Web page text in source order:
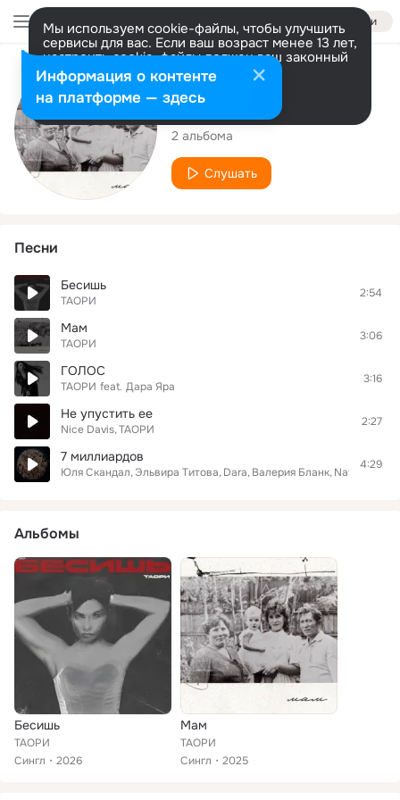
Войти
Мы используем cookie-файлы, чтобы улучшить
сервисы для вас. Если ваш возраст менее 13 лет,
настроить cookie-файлы должен ваш законный
представитель. Больше информации
Разрешить все Настроить
Исполнитель
ТАОРИ
2 альбома
Слушать
Песни
Бесишь
ТАОРИ
2:54
Мам
ТАОРИ
3:06
ГОЛОС
ТАОРИ feat. Дара Яра
3:16
Не упустить ее
Nice Davis ТАОРИ
2:27
7 миллиардов
Юля Скандал Эльвира Титова Dara Валерия Бланк Nata Sholk
4:29
Альбомы
Бесишь
ТАОРИ
Сингл
2026
Мам
ТАОРИ
Сингл
2025
Информация о контенте
на платформе — здесь